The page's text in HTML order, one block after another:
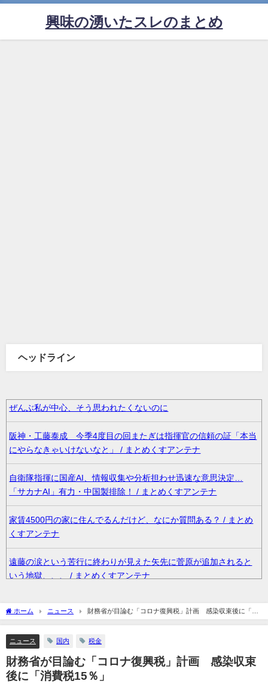
興味の湧いたスレのまとめ
ヘッドライン
ぜんぶ私が中心、そう思われたくないのに
阪神・工藤泰成 今季4度目の回またぎは指揮官の信頼の証「本当
にやらなきゃいけないなと」 / まとめくすアンテナ
自衛隊指揮に国産AI、情報収集や分析担わせ迅速な意思決定…
「サカナAI」有力・中国製排除！ / まとめくすアンテナ
家賃4500円の家に住んでるんだけど、なにか質問ある？ / まとめ
くすアンテナ
遠藤の涙という苦行に終わりが見えた矢先に菅原が追加されると
いう地獄、、、 / まとめくすアンテナ
【艦これ】E3-4毎回どこかが噛み合わないでち / まとめくすアン
テナ
36歳の彼女と結婚したいのに、家族が猛反対。家族から信じられ
ない言葉が飛び出した… 他 / 2chnaviヘッドライン
ホーム ニュース
財務省が目論む「コロナ復興税」計画 感染収束後に「消
費税15％」
ニュース 国内 税金
財務省が目論む「コロナ復興税」計画 感染収束
後に「消費税15％」